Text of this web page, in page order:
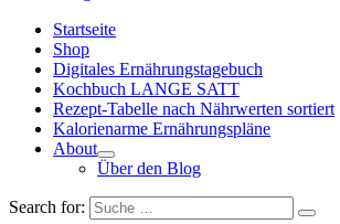
Startseite
Shop
Digitales Ernährungstagebuch
Kochbuch LANGE SATT
Rezept-Tabelle nach Nährwerten sortiert
Kalorienarme Ernährungspläne
About
Über den Blog
Search for: